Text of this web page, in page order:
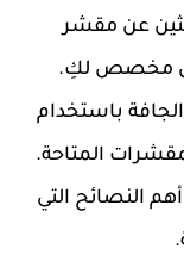
عن مقشر
مخصص لكِ.
باستخدام
المتاحة.
النصائح التي